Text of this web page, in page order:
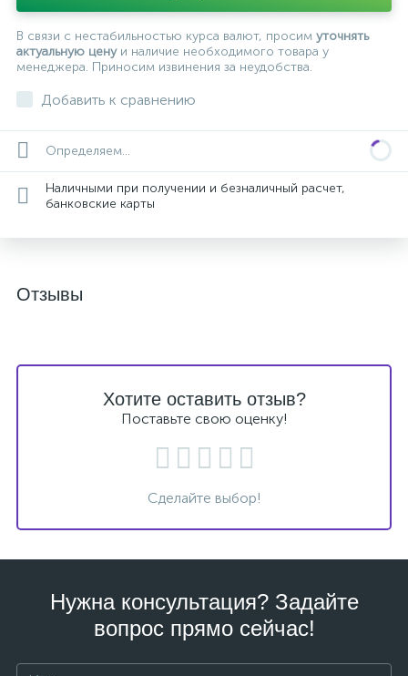
В связи с нестабильностью курса валют, просим уточнять
актуальную ценуи наличие необходимого товара у
менеджера. Приносим извинения за неудобства.
Добавить к сравнению
Определяем...
Наличными при получении и безналичный расчет,
банковские карты
Отзывы
Хотите оставить отзыв?
Поставьте свою оценку!
Сделайте выбор!
Нужна консультация? Задайте
вопрос прямо сейчас!